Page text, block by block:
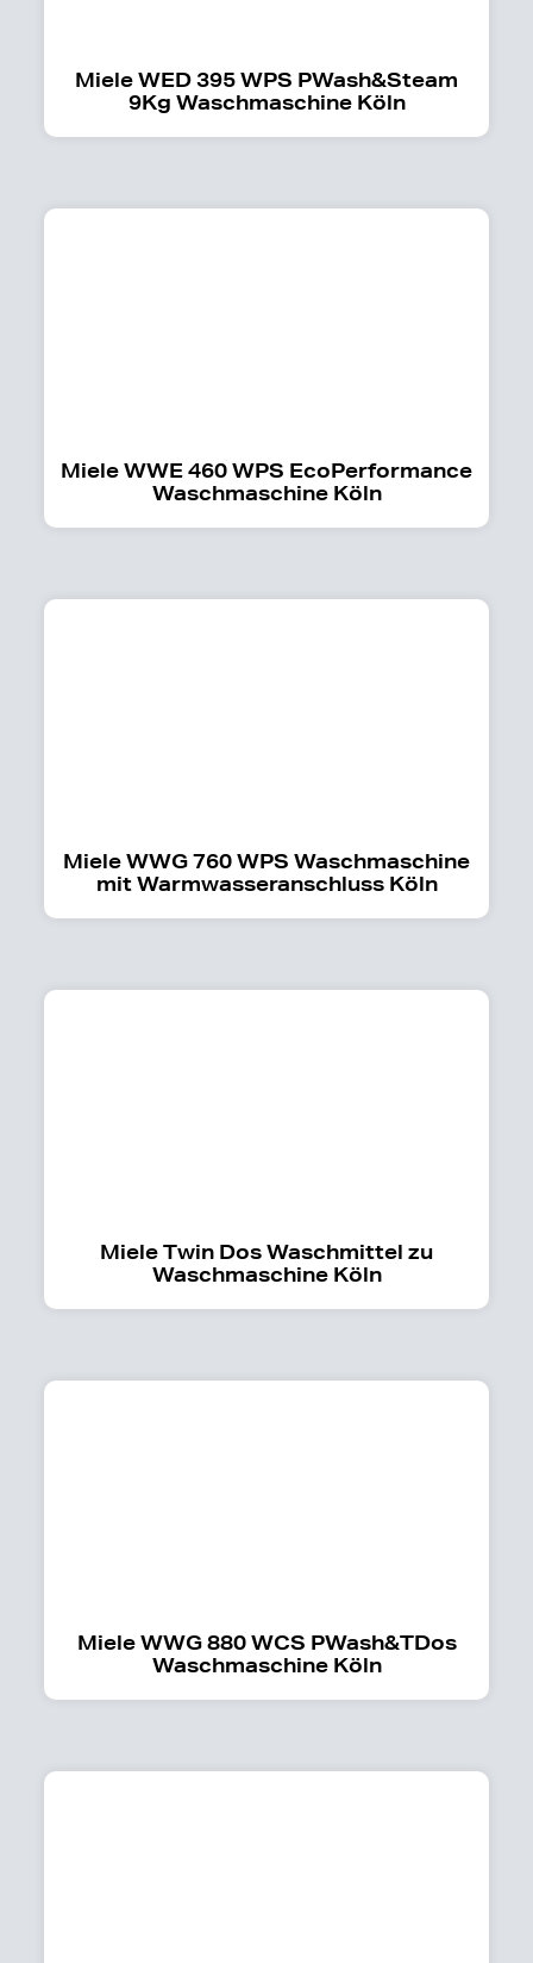
Miele WED 395 WPS PWash&Steam
9Kg Waschmaschine Köln
Miele WWE 460 WPS EcoPerformance
Waschmaschine Köln
Miele WWG 760 WPS Waschmaschine
mit Warmwasseranschluss Köln
Miele Twin Dos Waschmittel zu
Waschmaschine Köln
Miele WWG 880 WCS PWash&TDos
Waschmaschine Köln